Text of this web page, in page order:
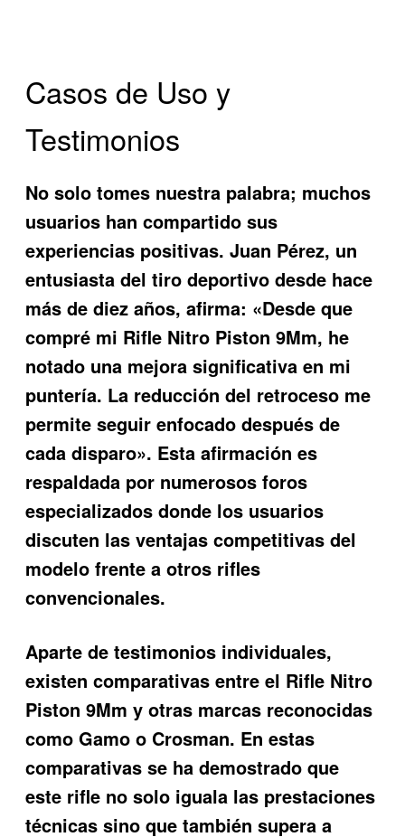
Casos de Uso y
Testimonios
No solo tomes nuestra palabra; muchos
usuarios han compartido sus
experiencias positivas. Juan Pérez, un
entusiasta del tiro deportivo desde hace
más de diez años, afirma: «Desde que
compré mi Rifle Nitro Piston 9Mm, he
notado una mejora significativa en mi
puntería. La reducción del retroceso me
permite seguir enfocado después de
cada disparo». Esta afirmación es
respaldada por numerosos foros
especializados donde los usuarios
discuten las ventajas competitivas del
modelo frente a otros rifles
convencionales.
Aparte de testimonios individuales,
existen comparativas entre el Rifle Nitro
Piston 9Mm y otras marcas reconocidas
como Gamo o Crosman. En estas
comparativas se ha demostrado que
este rifle no solo iguala las prestaciones
técnicas sino que también supera a